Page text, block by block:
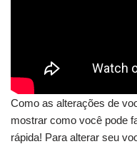
Como as alterações de
mostrar como você pode
rápida! Para alterar seu